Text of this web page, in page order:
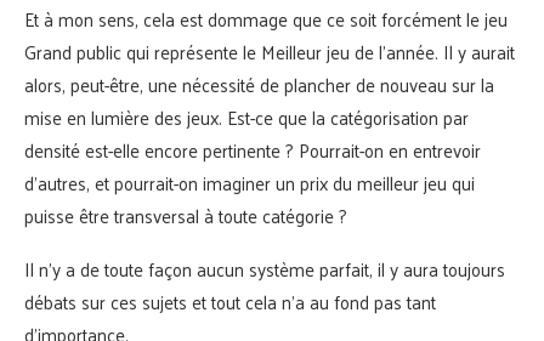
Et à mon sens, cela est dommage que ce soit forcément le jeu
Grand public qui représente le Meilleur jeu de l’année. Il y aurait
alors, peut-être, une nécessité de plancher de nouveau sur la
mise en lumière des jeux. Est-ce que la catégorisation par
densité est-elle encore pertinente ? Pourrait-on en entrevoir
d’autres, et pourrait-on imaginer un prix du meilleur jeu qui
puisse être transversal à toute catégorie ?
Il n’y a de toute façon aucun système parfait, il y aura toujours
débats sur ces sujets et tout cela n’a au fond pas tant
d’importance.